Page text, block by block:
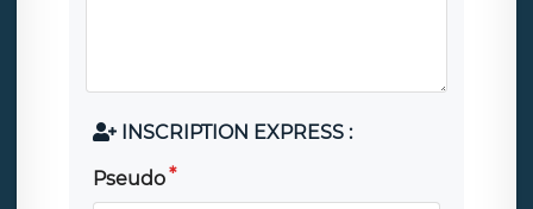
INSCRIPTION EXPRESS :
Pseudo